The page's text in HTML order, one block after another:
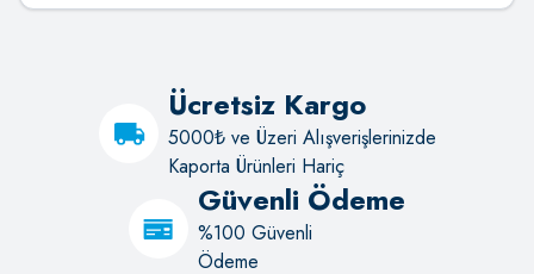
Ücretsiz Kargo
5000₺ ve Üzeri Alışverişlerinizde
Kaporta Ürünleri Hariç
Güvenli Ödeme
%100 Güvenli
Ödeme